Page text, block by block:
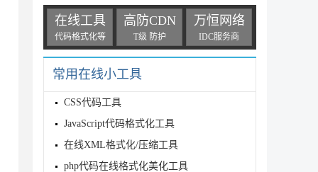
在线工具
代码格式化等
高防CDN
T级 防护
万恒网络
IDC服务商
常用在线小工具
CSS代码工具
JavaScript代码格式化工具
在线XML格式化/压缩工具
php代码在线格式化美化工具